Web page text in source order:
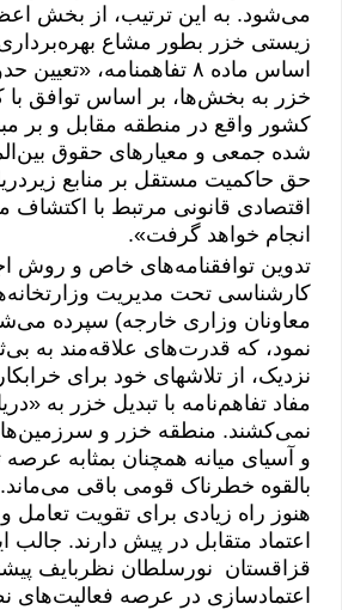
می‌شود. به این ترتیب، از بخش
زیستی خزر بطور مشاع
اساس ماده ۸ تفاهمنامه،
خزر به بخش‌ها، بر اساس توافق
کشور واقع در منطقه مقابل و بر
شده جمعی و معیارهای حقوق
حق حاکمیت مستقل بر منابع
اقتصادی قانونی مرتبط با اکتشاف
انجام خواهد گرفت».
تدوین توافقنامه‌های خاص و روش
کارشناسی تحت مدیریت
معاونان وزاری خارجه) سپرده
نمود، که قدرت‌های علاقه‌مند به
نزدیک، از تلاشهای خود برای
مفاد تفاهم‌نامه با تبدیل خزر به «
نمی‌کشند. منطقه خزر و
و آسیای میانه همچنان بمثابه
بالقوه خطرناک قومی باقی
هنوز راه زیادی برای تقویت
اعتماد متقابل در پیش دارند. جالب
قزاقستان نورسلطان نظربایف
اعتمادسازی در عرصه فعالیت‌های